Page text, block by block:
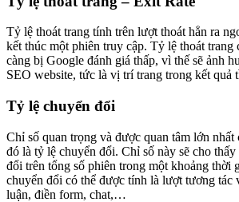
Tỷ lệ thoát trang tính trên lượt thoát hẳn ra
kết thúc một phiên truy cập. Tỷ lệ thoát trang
càng bị Google đánh giá thấp, vì thế sẽ ảnh
SEO website, tức là vị trí trang trong kết quả
Tỷ lệ chuyển đổi
Chỉ số quan trọng và được quan tâm lớn nhất
đó là tỷ lệ chuyển đổi. Chỉ số này sẽ cho
đổi trên tổng số phiên trong một khoảng thời
chuyển đổi có thể được tính là lượt tương tác
luận, điền form, chat,…